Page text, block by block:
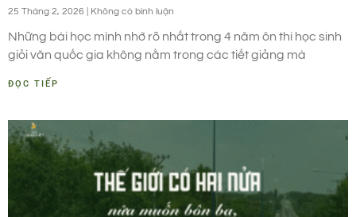
25 Tháng 2, 2026 Không có bình luận
Những bài học mình nhớ rõ nhất trong 4 năm ôn thi học sinh
giỏi văn quốc gia không nằm trong các tiết giảng mà
ĐỌC TIẾP